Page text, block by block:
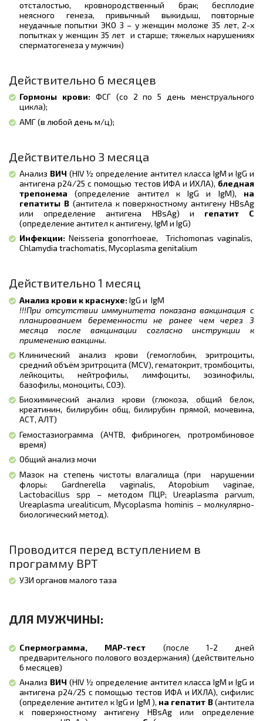
отсталостью, кровнородственный брак; бесплодие
неясного генеза, привычный выкидыш, повторные
неудачные попытки ЭКО 3 – у женщин моложе 35 лет, 2-х
попытках у женщин 35 лет и старше; тяжелых нарушениях
сперматогенеза у мужчин)
Действительно 6 месяцев
Гормоны крови: ФСГ (со 2 по 5 день менструального
цикла);
АМГ (в любой день м/ц);
Действительно 3 месяца
Анализ ВИЧ (HIV ½ определение антител класса IgM и IgG и
антигена р24/25 с помощью тестов ИФА и ИХЛА), бледная
трепонема (определение антител к IgG и IgM), на
гепатиты В(антитела к поверхностному антигену HBsAg
или определение антигена HBsAg) и гепатит С
(определение антител к антигену, IgM и IgG)
Инфекции:Neisseria gonorrhoeae, Trichomonas vaginalis,
Chlamydia trachomatis, Mycoplasma genitalium
Действительно 1 месяц
Анализ крови к краснухе:IgG и IgM
!!!При отсутствии иммунитета показана вакцинация с
планированием беременности не ранее чем через 3
месяца после вакцинации согласно инструкции к
применению вакцины.
Клинический анализ крови (гемоглобин, эритроциты,
средний объём эритроцита (MCV), гематокрит, тромбоциты,
лейкоциты, нейтрофилы, лимфоциты, эозинофилы,
базофилы, моноциты, СОЭ).
Биохимический анализ крови (глюкоза, общий белок,
креатинин, билирубин общ, билирубин прямой, мочевина,
АСТ, АЛТ)
Гемостазиограмма (АЧТВ, фибриноген, протромбиновое
время)
Общий анализ мочи
Мазок на степень чистоты влагалища (при нарушении
флоры: Gardnerella vaginalis, Atopobium vaginae,
Lactobacillus spp – методом ПЦР; Ureaplasma parvum,
Ureaplasma urealiticum, Mycoplasma hominis – молкулярно-
биологический метод).
Проводится перед вступлением в
программу ВРТ
УЗИ органов малого таза
ДЛЯ МУЖЧИНЫ:
Спермограмма, МАР-тест (после 1-2 дней
предварительного полового воздержания) (действительно
6 месяцев)
Анализ ВИЧ (HIV ½ определение антител класса IgM и IgG и
антигена р24/25 с помощью тестов ИФА и ИХЛА), сифилис
(определение антител к IgG и IgM ), на гепатит В(антитела
к поверхностному антигену HBsAg или определение